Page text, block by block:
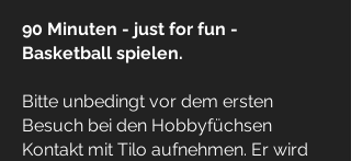
90 Minuten - just for fun -
Basketball spielen.
Bitte unbedingt vor dem ersten
Besuch bei den Hobbyfüchsen
Kontakt mit Tilo aufnehmen. Er wird